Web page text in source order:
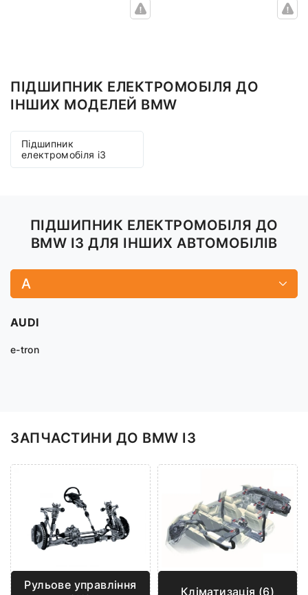
ПІДШИПНИК ЕЛЕКТРОМОБІЛЯ ДО
ІНШИХ МОДЕЛЕЙ BMW
Підшипник
електромобіля i3
ПІДШИПНИК ЕЛЕКТРОМОБІЛЯ ДО
BMW I3 ДЛЯ ІНШИХ АВТОМОБІЛІВ
A
AUDI
e-tron
ЗАПЧАСТИНИ ДО BMW I3
Рульове управління
Кліматизація (6)